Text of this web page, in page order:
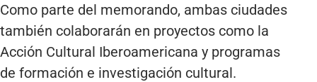
Como parte del memorando, ambas ciudades
también colaborarán en proyectos como la
Acción Cultural Iberoamericana y programas
de formación e investigación cultural.